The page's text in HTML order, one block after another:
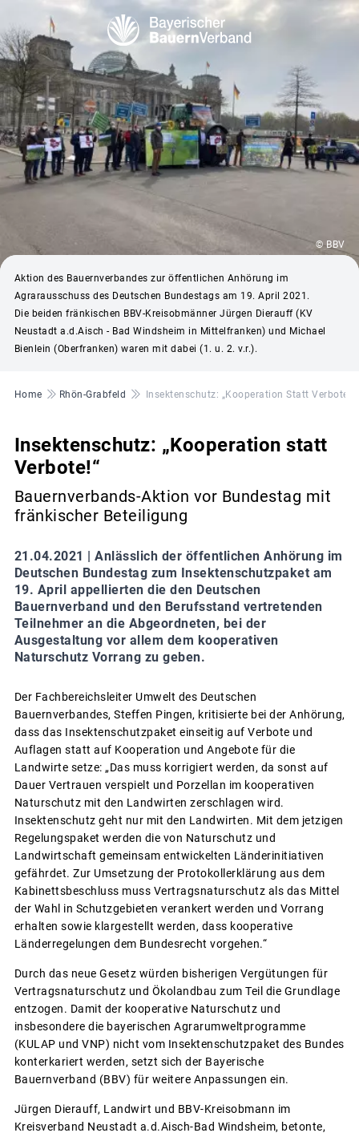
© BBV
Aktion des Bauernverbandes zur öffentlichen Anhörung im
Agrarausschuss des Deutschen Bundestags am 19. April 2021.
Die beiden fränkischen BBV-Kreisobmänner Jürgen Dierauff (KV
Neustadt a.d.Aisch - Bad Windsheim in Mittelfranken) und Michael
Bienlein (Oberfranken) waren mit dabei (1. u. 2. v.r.).
Pfadnavigation
Home Rhön-Grabfeld Insektenschutz: „Kooperation Statt Verbote!“
Insektenschutz: „Kooperation statt
Verbote!“
Bauernverbands-Aktion vor Bundestag mit
fränkischer Beteiligung
21.04.2021 | Anlässlich der öffentlichen Anhörung im
Deutschen Bundestag zum Insektenschutzpaket am
19. April appellierten die den Deutschen
Bauernverband und den Berufsstand vertretenden
Teilnehmer an die Abgeordneten, bei der
Ausgestaltung vor allem dem kooperativen
Naturschutz Vorrang zu geben.
Der Fachbereichsleiter Umwelt des Deutschen
Bauernverbandes, Steffen Pingen, kritisierte bei der Anhörung,
dass das Insektenschutzpaket einseitig auf Verbote und
Auflagen statt auf Kooperation und Angebote für die
Landwirte setze: „Das muss korrigiert werden, da sonst auf
Dauer Vertrauen verspielt und Porzellan im kooperativen
Naturschutz mit den Landwirten zerschlagen wird.
Insektenschutz geht nur mit den Landwirten. Mit dem jetzigen
Regelungspaket werden die von Naturschutz und
Landwirtschaft gemeinsam entwickelten Länderinitiativen
gefährdet. Zur Umsetzung der Protokollerklärung aus dem
Kabinettsbeschluss muss Vertragsnaturschutz als das Mittel
der Wahl in Schutzgebieten verankert werden und Vorrang
erhalten sowie klargestellt werden, dass kooperative
Länderregelungen dem Bundesrecht vorgehen.“
Durch das neue Gesetz würden bisherigen Vergütungen für
Vertragsnaturschutz und Ökolandbau zum Teil die Grundlage
entzogen. Damit der kooperative Naturschutz und
insbesondere die bayerischen Agrarumweltprogramme
(KULAP und VNP) nicht vom Insektenschutzpaket des Bundes
konterkariert werden, setzt sich der Bayerische
Bauernverband (BBV) für weitere Anpassungen ein.
Jürgen Dierauff, Landwirt und BBV-Kreisobmann im
Kreisverband Neustadt a.d.Aisch-Bad Windsheim, betonte,